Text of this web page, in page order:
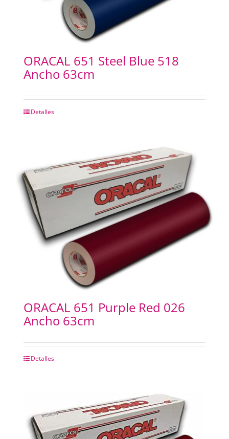
ORACAL 651 Steel Blue 518
Ancho 63cm
Detalles
ORACAL 651 Purple Red 026
Ancho 63cm
Detalles